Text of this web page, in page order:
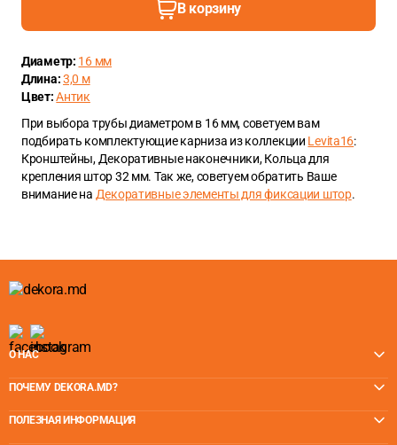
В корзину
Диаметр: 16 мм
Длина:3,0 м
Цвет:Антик
При выбора трубы диаметром в 16 мм, советуем вам
подбирать комплектующие карниза из коллекции Levita16:
Кронштейны, Декоративные наконечники, Кольца для
крепления штор 32 мм. Так же, советуем обратить Ваше
внимание на Декоративные элементы для фиксации штор.
О НАС
ПОЧЕМУ DEKORA.MD?
ПОЛЕЗНАЯ ИНФОРМАЦИЯ